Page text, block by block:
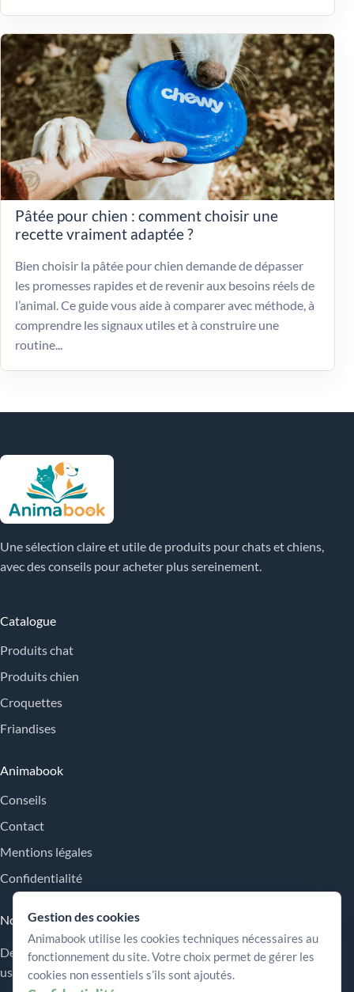
Pâtée pour chien : comment choisir une
recette vraiment adaptée ?
Bien choisir la pâtée pour chien demande de dépasser
les promesses rapides et de revenir aux besoins réels de
l’animal. Ce guide vous aide à comparer avec méthode, à
comprendre les signaux utiles et à construire une
routine...
Une sélection claire et utile de produits pour chats et chiens,
avec des conseils pour acheter plus sereinement.
Catalogue
Produits chat
Produits chien
Croquettes
Friandises
Animabook
Conseils
Contact
Mentions légales
Confidentialité
Nos engagements
Des repères simples pour comparer les offres, comprendre les
usages et choisir plus sereinement.
Gestion des cookies
Animabook utilise les cookies techniques nécessaires au
fonctionnement du site. Votre choix permet de gérer les
cookies non essentiels s’ils sont ajoutés.